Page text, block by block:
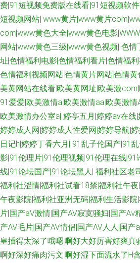
天干 久久新址视 国产草逼视频 韩国三级色情影
91 www日韩三级 少妇导航福利 国产综合另类
久网址 一本道综合色色 超碰97操 av性福联盟
国产av自拍高清 国产另类在线观看 东京热网站
线久久 久久肏屄影院 日韩人妖 91午夜激情 欧
欧美性爱综和 91视频99视频 久久999 神马影院
电影色色 狠狠谢影院 91熟女 欧洲操逼艺术 福利
美 免费的黄色网址 色中色第一社区 亚洲欧美日
高清网站 黑丝在线喷水播放 九九热女人 伊人玖
激情桃色大成人 欧美成人女同黄 午夜插插
费|91短视频免费版在线看|91短视频软
短视频网站| www黄片|www黄片
com|www黄色大全|www黄色电影
网站|www黄色三级|www黄色视频| 色情
址|色情福利电影|色情福利看片|色情福
色情福利视频网站|色情黄片网站|色情
美黄网站在线看|欧美黄网址|欧美激
91爱爱|欧美激情a|欧美激情aa|欧美激
欧美激情办公室a| 婷亭五月|婷婷av在线
婷婷成人网|婷婷成人性爱网|婷婷导航|
日记h|婷婷丁香六月| 91乱子伦国产|91
影|91伦理片|91伦理视频|91伦理在线
线|91论坛国产|91论坛黑人| 福利社区老
福利社涩情|福利社试看18禁|福利社午
午夜影院|福利社亚洲无码|福利生活影院
片|国产aV激情|国产AV寂寞骚妇|国产Av
产AV毛片|国产AV情侣|国产AV人人|国产
皇插得太深了哦嗯|啊好大好厉害好爽真
啊好深好痛肉污文|啊好湿下面流水了H